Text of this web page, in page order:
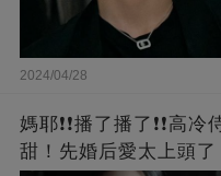
2024/04/28
媽耶❗❗播了播了❗❗
甜！先婚后愛太上頭了